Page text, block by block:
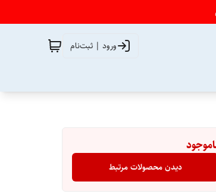
ورود | ثبت‌نام
دیدن محصولات مرتبط